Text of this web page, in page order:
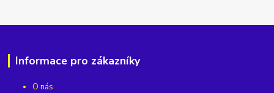
Informace pro zákazníky
O nás